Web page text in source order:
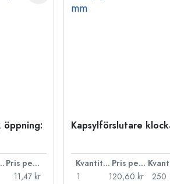
öppning:
Pris per styck
11,47 kr
Kapsylförslutare
Kvantitet Pris per styck
1
120,60 kr
250